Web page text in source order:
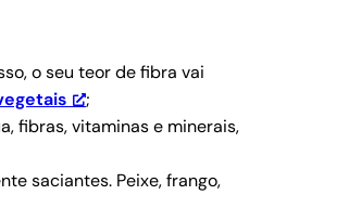
o seu teor de fibra vai
;
fibras, vitaminas e minerais,
saciantes. Peixe, frango,